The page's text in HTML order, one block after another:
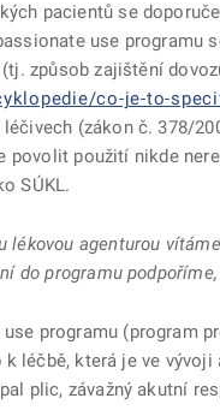
pacientů se
use programu
způsob zajištění
co-je-to-
(zákon č. 378/
povolit použití nikde
SÚKL.
lékovou agenturou
do programu
programu (program
léčbě, která je ve
plic, závažný akutní